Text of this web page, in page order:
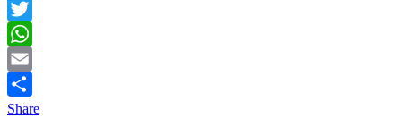
Facebook
Twitter
WhatsApp
Email
Share